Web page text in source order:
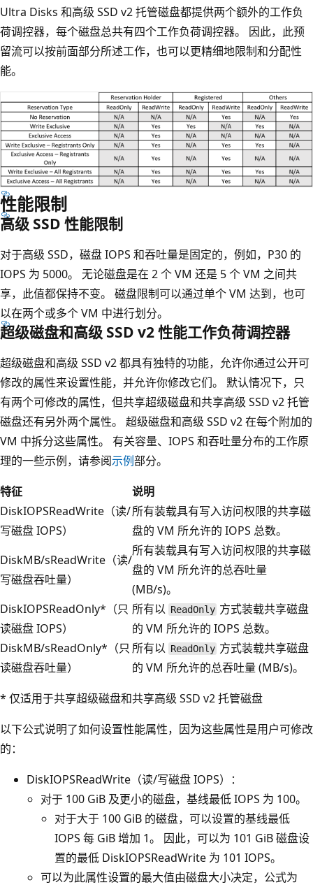
Ultra Disks 和高级 SSD v2 托管磁盘都提供两个额外的工作负
荷调控器，每个磁盘总共有四个工作负荷调控器。 因此，此预
留流可以按前面部分所述工作，也可以更精细地限制和分配性
能。
性能限制
高级 SSD 性能限制
对于高级 SSD，磁盘 IOPS 和吞吐量是固定的，例如，P30 的
IOPS 为 5000。 无论磁盘是在 2 个 VM 还是 5 个 VM 之间共
享，此值都保持不变。 磁盘限制可以通过单个 VM 达到，也可
以在两个或多个 VM 中进行划分。
超级磁盘和高级 SSD v2 性能工作负荷调控器
超级磁盘和高级 SSD v2 都具有独特的功能，允许你通过公开可
修改的属性来设置性能，并允许你修改它们。 默认情况下，只
有两个可修改的属性，但共享超级磁盘和共享高级 SSD v2 托管
磁盘还有另外两个属性。 超级磁盘和高级 SSD v2 在每个附加的
VM 中拆分这些属性。 有关容量、IOPS 和吞吐量分布的工作原
理的一些示例，请参阅示例部分。
特征
说明
DiskIOPSReadWrite（读/
写磁盘 IOPS）
所有装载具有写入访问权限的共享磁
盘的 VM 所允许的 IOPS 总数。
DiskMB/sReadWrite（读/
写磁盘吞吐量）
所有装载具有写入访问权限的共享磁
盘的 VM 所允许的总吞吐量
(MB/s)。
DiskIOPSReadOnly*（只
读磁盘 IOPS）
所有以 ReadOnly 方式装载共享磁盘
的 VM 所允许的 IOPS 总数。
DiskMB/sReadOnly*（只
读磁盘吞吐量）
所有以 ReadOnly 方式装载共享磁盘
的 VM 所允许的总吞吐量 (MB/s)。
* 仅适用于共享超级磁盘和共享高级 SSD v2 托管磁盘
以下公式说明了如何设置性能属性，因为这些属性是用户可修改
的：
DiskIOPSReadWrite（读/写磁盘 IOPS）：
对于 100 GiB 及更小的磁盘，基线最低 IOPS 为 100。
对于大于 100 GiB 的磁盘，可以设置的基线最低
IOPS 每 GiB 增加 1。 因此，可以为 101 GiB 磁盘设
置的最低 DiskIOPSReadWrite 为 101 IOPS。
可以为此属性设置的最大值由磁盘大小决定，公式为